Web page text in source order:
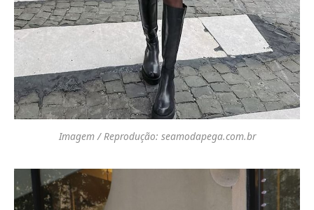
Imagem / Reprodução: seamodapega.com.br